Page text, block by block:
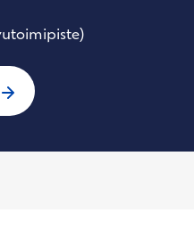
Kokkinen-Jussila,